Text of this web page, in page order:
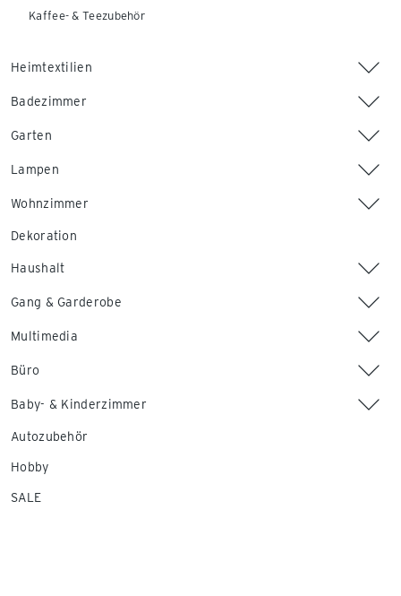
Kaffee- & Teezubehör
Heimtextilien
Badezimmer
Garten
Lampen
Wohnzimmer
Dekoration
Haushalt
Gang & Garderobe
Multimedia
Büro
Baby- & Kinderzimmer
Autozubehör
Hobby
SALE